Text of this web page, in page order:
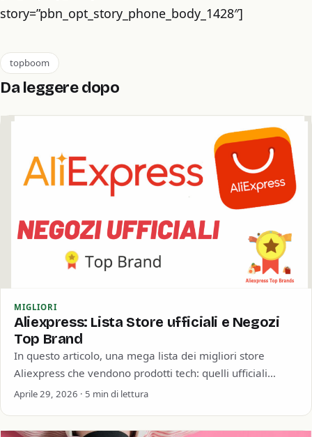
story=”pbn_opt_story_phone_body_1428″]
topboom
Da leggere dopo
MIGLIORI
Aliexpress: Lista Store ufficiali e Negozi
Top Brand
In questo articolo, una mega lista dei migliori store
Aliexpress che vendono prodotti tech: quelli ufficiali
(Official Store), i rivenditori autorizzati (Authorized)…
Aprile 29, 2026 · 5 min di lettura